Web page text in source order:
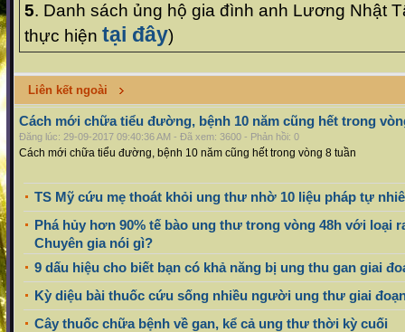
5. Danh sách ủng hộ gia đình anh Lương Nhật
thực hiện tại đây)
Liên kết ngoài
Cách mới chữa tiểu đường, bệnh 10 năm cũng hết trong
Đăng lúc: 29-09-2017 09:40:36 AM - Đã xem: 3600 - Phản hồi: 0
Cách mới chữa tiểu đường, bệnh 10 năm cũng hết trong vòng 8 tuần
TS Mỹ cứu mẹ thoát khỏi ung thư nhờ 10 liệu pháp tự
Phá hủy hơn 90% tế bào ung thư trong vòng 48h với loại
Chuyên gia nói gì?
9 dấu hiệu cho biết bạn có khả năng bị ung thu gan giai
Kỳ diệu bài thuốc cứu sống nhiều người ung thư giai
Cây thuốc chữa bệnh về gan, kể cả ung thư thời kỳ cuối